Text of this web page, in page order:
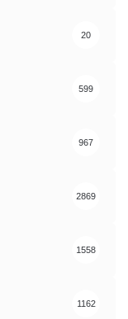
20
599
967
2869
1558
1162